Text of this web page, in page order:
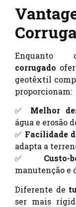
corrugado
geotêxtil
proporcionam:
✅ Melhor
água e erosão
✅ Facilidade
adapta a
✅ Custo-
manutenção e
Diferente de
ser mais